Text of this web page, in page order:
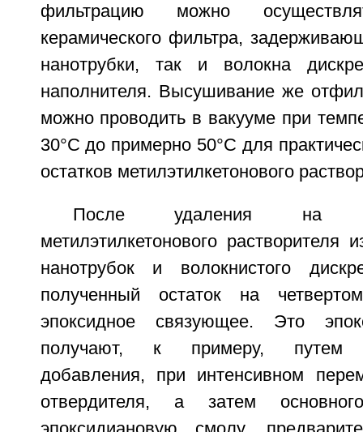
фильтрацию можно
керамического фильтра,
нанотрубки, так и волокна
наполнителя. Высушивание же
можно проводить в вакууме при
30°С до примерно 50°С для
остатков метилэтилкетонового
После удаления на
метилэтилкетонового растворителя
нанотрубок и волокнистого
полученный остаток на
эпоксидное связующее. Это
получают, к примеру, путем
добавления, при интенсивном
отвердителя, а затем